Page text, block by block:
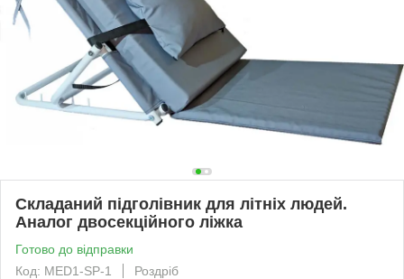
Складаний підголівник для літніх людей.
Аналог двосекційного ліжка
Готово до відправки
Код: MED1-SP-1
Роздріб